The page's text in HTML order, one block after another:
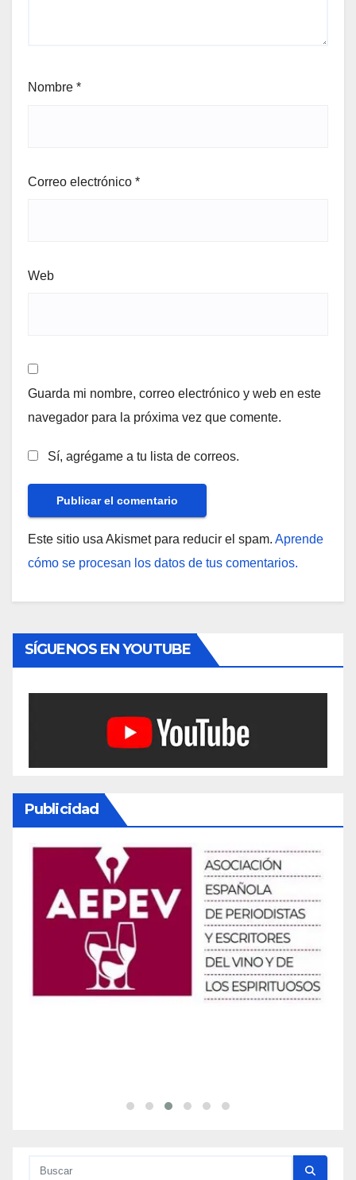
Nombre *
Correo electrónico *
Web
Guarda mi nombre, correo electrónico y web en este
navegador para la próxima vez que comente.
Sí, agrégame a tu lista de correos.
Este sitio usa Akismet para reducir el spam. Aprende
cómo se procesan los datos de tus comentarios.
SÍGUENOS EN YOUTUBE
Publicidad